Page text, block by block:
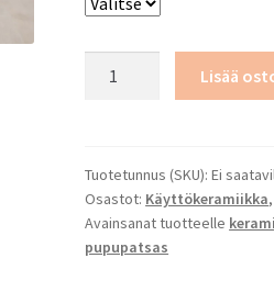
Lisää
Tuotetunnus (SKU):Ei
Osastot: Käyttökeramiikka
Avainsanat tuotteelle
pupupatsas